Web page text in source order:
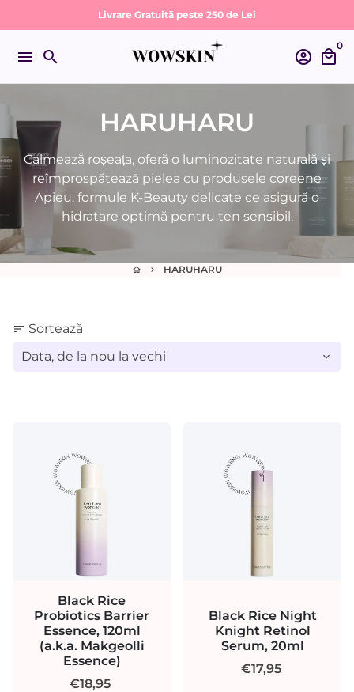
la
conținut
Livrare Gratuită peste 250 de Lei
menu search account_circle local_mall
0
HARUHARU
Calmează roșeața, oferă o luminozitate naturală și
reîmprospătează pielea cu produsele coreene
Apieu, formule K-Beauty delicate ce asigură o
hidratare optimă pentru ten sensibil.
home keyboard_arrow_right HARUHARU
sort Sortează
Black Rice
Probiotics Barrier
Essence, 120ml
(a.k.a. Makgeolli
Essence)
€18,95
Black Rice Night
Knight Retinol
Serum, 20ml
€17,95